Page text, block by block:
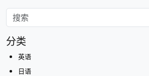
分类
英语
日语